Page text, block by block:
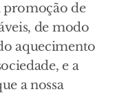
de
de modo
aquecimento
e a
a nossa